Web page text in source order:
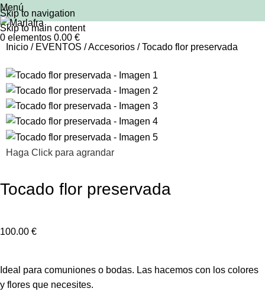
Skip to navigation
Skip to main content
Menú
0 elementos 0.00 €
Inicio
EVENTOS Accesorios Tocado flor preservada
Haga Click para agrandar
Tocado flor preservada
100.00 €
Ideal para comuniones o bodas. Las hacemos con los colores
y flores que necesites.